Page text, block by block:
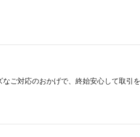
ご対応のおかげで、終始安心して取引